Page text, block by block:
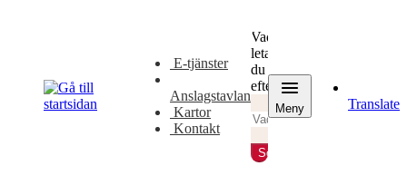
Translate
E-tjänster
Anslagstavlan
Kartor
Kontakt
Vad
letar
du
efter?
Sök
Meny